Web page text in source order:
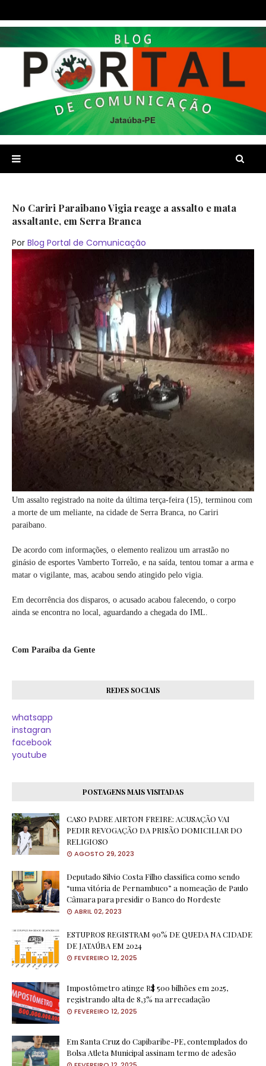
No Cariri Paraibano Vigia reage a assalto e mata
assaltante, em Serra Branca
Por Blog Portal de Comunicação
Um assalto registrado na noite da última terça-feira (15), terminou com
a morte de um meliante, na cidade de Serra Branca, no Cariri
paraibano.
De acordo com informações, o elemento realizou um arrastão no
ginásio de esportes Vamberto Torreão, e na saída, tentou tomar a arma e
matar o vigilante, mas, acabou sendo atingido pelo vigia.
Em decorrência dos disparos, o acusado acabou falecendo, o corpo
ainda se encontra no local, aguardando a chegada do IML.
Com Paraíba da Gente
REDES SOCIAIS
whatsapp
instagran
facebook
youtube
POSTAGENS MAIS VISITADAS
CASO PADRE AIRTON FREIRE: ACUSAÇÃO VAI
PEDIR REVOGAÇÃO DA PRISÃO DOMICILIAR DO
RELIGIOSO
AGOSTO 29, 2023
Deputado Silvio Costa Filho classifica como sendo
“uma vitória de Pernambuco” a nomeação de Paulo
Câmara para presidir o Banco do Nordeste
ABRIL 02, 2023
ESTUPROS REGISTRAM 90% DE QUEDA NA CIDADE
DE JATAÚBA EM 2024
FEVEREIRO 12, 2025
Impostômetro atinge R$ 500 bilhões em 2025,
registrando alta de 8,3% na arrecadação
FEVEREIRO 12, 2025
Em Santa Cruz do Capibaribe-PE, contemplados do
Bolsa Atleta Municipal assinam termo de adesão